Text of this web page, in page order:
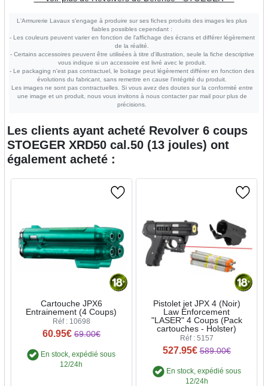
L'Armurerie Lavaux s'engage à produire sur ses fiches produits des images les plus
fiables possibles cependant :
- Les couleurs peuvent varier en fonction de l'affichage des écrans et différer légèrement
de la réalité.
- Certains accessoires peuvent être utilisées à titre d'illustration, seule la fiche descriptive
vous indique si un accessoire est livré avec le produit.
- Le packaging n'est pas contractuel, le boitage peut légèrement différer en fonction des
évolutions du fabricant, sans remettre en cause l'intégrité du produit.
Les images ne sont pas contractuelles. Si vous avez des doutes sur la conformité entre
une image et un produit, nous vous invitons à nous contacter par mail pour plus de
précisions.
Les clients ayant acheté Revolver 6 coups
STOEGER XRD50 cal.50 (13 joules) ont
également acheté :
Cartouche JPX6
Entrainement (4 Coups)
Réf : 10698
60.95€ 69.00€
En stock, expédié sous
12/24h
Pistolet jet JPX 4 (Noir)
Law Enforcement
"LASER" 4 Coups (Pack
cartouches - Holster)
Réf : 5157
527.95€ 589.00€
En stock, expédié sous
12/24h